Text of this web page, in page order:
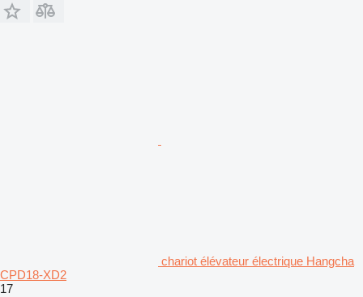
chariot élévateur électrique Hangcha
CPD18-XD2
17